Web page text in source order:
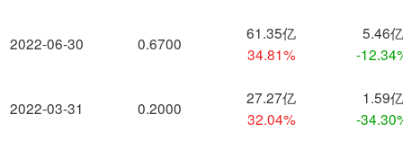
2022-06-30
2022-03-31
0.6700
61.35亿
34.81%
5.46亿
-
0.2000
27.27亿
32.04%
1.59亿
-